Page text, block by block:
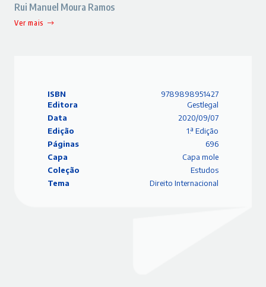
Rui Manuel Moura Ramos
Ver mais
ISBN
9789898951427
Editora
Gestlegal
Data
2020/09/07
Edição
1.ª Edição
Páginas
696
Capa
Capa mole
Coleção
Estudos
Tema
Direito Internacional